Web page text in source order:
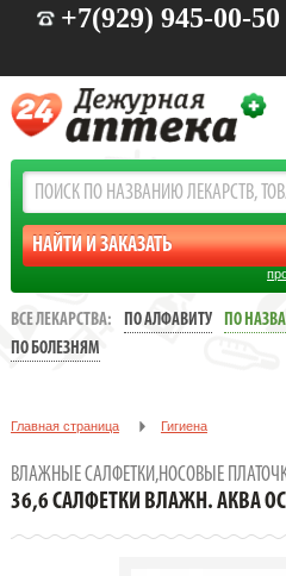
+7(929) 945-00-50
ВСЕ ЛЕКАРСТВА: ПО АЛФАВИТУ ПО
ПО БОЛЕЗНЯМ
Главная страница Гигиена
36,6 САЛФЕТКИ ВЛАЖН. АКВА ОСВЕЖ.
ВЛАЖНЫЕ САЛФЕТКИ,НОСОВЫЕ
36,6 САЛФЕТКИ ВЛАЖН. АКВА